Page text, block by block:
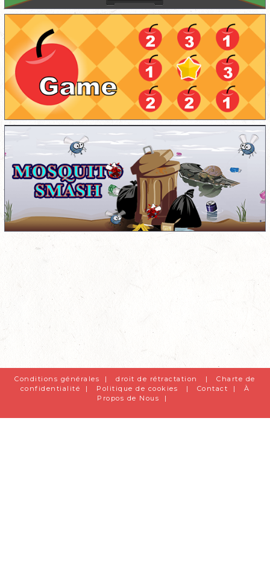
Conditions générales |droit de rétractation |Charte de
confidentialité | Politique de cookies | Contact | À
Propos de Nous |